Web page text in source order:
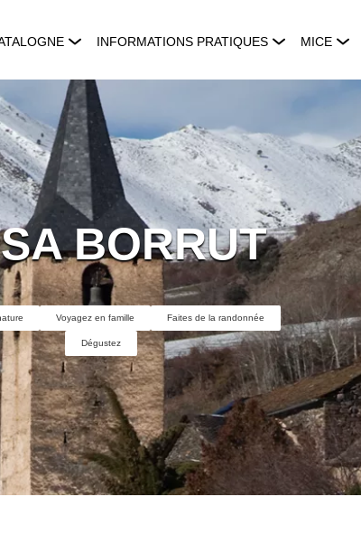
INFORMATIONS PRATIQUES MICE
BORRUT
Voyagez en famille Faites de la randonnée
Dégustez